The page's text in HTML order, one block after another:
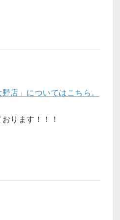
店」についてはこちら。
ります！！！